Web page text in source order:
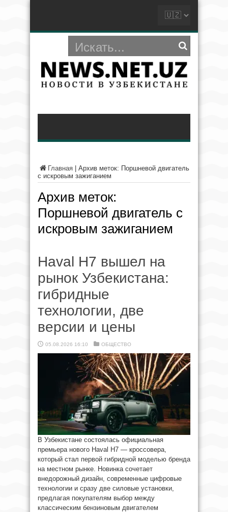
Главная
Архив меток: Поршневой двигатель
с искровым зажиганием
Архив меток:
Поршневой двигатель с
искровым зажиганием
Haval H7 вышел на
рынок Узбекистана:
гибридные
технологии, две
версии и цены
05.08.2026 16:10 ОБЩЕСТВО
В Узбекистане состоялась официальная
премьера нового Haval H7 — кроссовера,
который стал первой гибридной моделью бренда
на местном рынке. Новинка сочетает
внедорожный дизайн, современные цифровые
технологии и сразу две силовые установки,
предлагая покупателям выбор между
классическим бензиновым двигателем